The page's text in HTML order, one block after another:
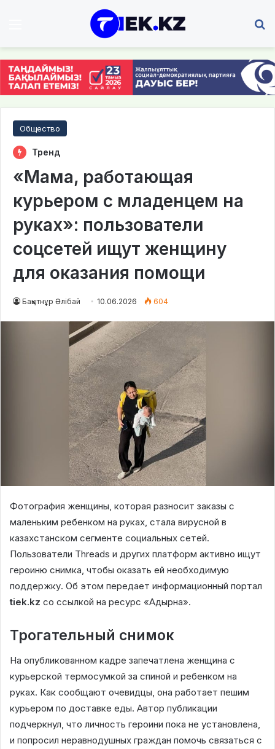
Общество
Тренд
«Мама, работающая
курьером с младенцем на
руках»: пользователи
соцсетей ищут женщину
для оказания помощи
Бақытнұр Әлібай 10.06.2026 604
Фотография женщины, которая разносит заказы с
маленьким ребенком на руках, стала вирусной в
казахстанском сегменте социальных сетей.
Пользователи Threads и других платформ активно ищут
героиню снимка, чтобы оказать ей необходимую
поддержку. Об этом передает информационный портал
tiek.kz со ссылкой на ресурс «Адырна».
Трогательный снимок
На опубликованном кадре запечатлена женщина с
курьерской термосумкой за спиной и ребенком на
руках. Как сообщают очевидцы, она работает пешим
курьером по доставке еды. Автор публикации
подчеркнул, что личность героини пока не установлена,
и попросил неравнодушных граждан помочь связаться с